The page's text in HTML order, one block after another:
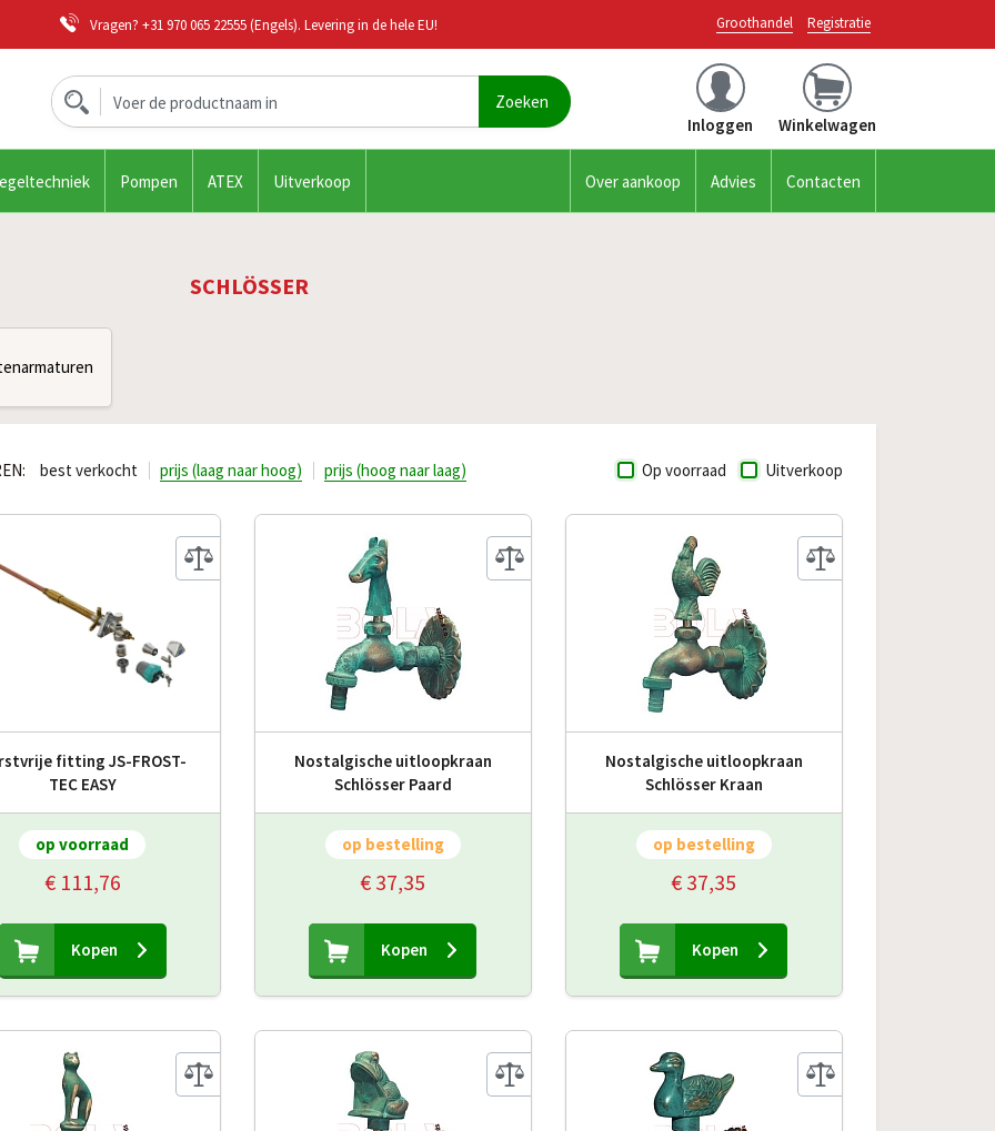
Vragen? +31 970 065 22555(Engels). Levering in de hele EU! Groothandel Registratie
Inloggen Winkelwagen
Pompen ATEX Uitverkoop Over aankoop Advies Contacten
SCHLÖSSER
Op voorraad Uitverkoop
best verkocht prijs (laag naar hoog) prijs (hoog naar laag)
fitting JS-FROST-
TEC EASY
op voorraad
€ 111,76
Kopen
Nostalgische uitloopkraan
Schlösser Paard
op bestelling
€ 37,35
Kopen
Nostalgische uitloopkraan
Schlösser Kraan
op bestelling
€ 37,35
Kopen